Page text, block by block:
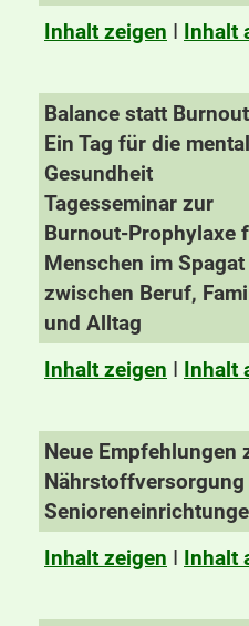
Inhalt zeigen I Inhalt
Balance statt
Ein Tag für die
Gesundheit
Tagesseminar zur
Burnout-Prophylaxe
Menschen im Spagat
zwischen Beruf,
und Alltag
Inhalt zeigen I Inhalt
Neue Empfehlungen
Nährstoffversorgung
Inhalt zeigen I Inhalt